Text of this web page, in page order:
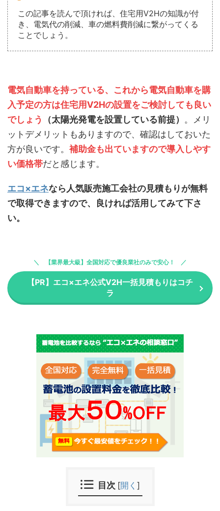
この記事を読んで頂ければ、住宅用V2Hの知識が付
き、電気代の削減、車の燃料費削減に繋がってくる
ことでしょう。
電気自動車を持っている、これから電気自動車を購
入予定の方は住宅用V2Hの設置をご検討しても良い
でしょう
（太陽光発電を設置している前提） 。メリ
ットデメリットもありますので、確認はしておいた
方が良いです。 補助金も出ていますので導入しやす
い価格帯だと感じます。
エコ×エネなら人気販売施工会社の見積もりが無料
で取得できますので、良ければ活用してみて下さ
い。
【業界最大級】全国対応で優良業社のみで安心！
【PR】エコ×エネ公式V2H一括見積もりはコチ
ラ
目次 [開く ]